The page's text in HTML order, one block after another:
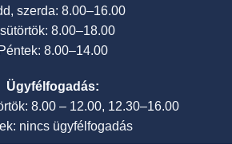
szerda: 8.00–16.00
8.00–18.00
Péntek: 8.00–14.00
Ügyfélfogadás:
8.00 – 12.00, 12.30–16.00
nincs ügyfélfogadás